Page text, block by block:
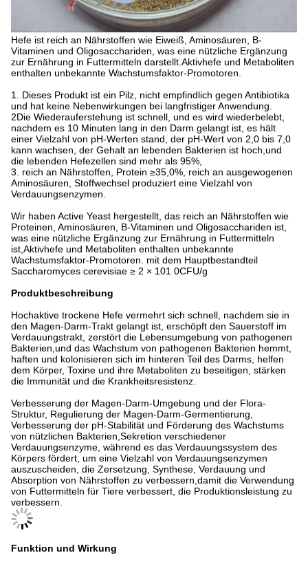
Hefe ist reich an Nährstoffen wie Eiweiß, Aminosäuren, B-
Vitaminen und Oligosacchariden, was eine nützliche Ergänzung
zur Ernährung in Futtermitteln darstellt.Aktivhefe und Metaboliten
enthalten unbekannte Wachstumsfaktor-Promotoren.
1. Dieses Produkt ist ein Pilz, nicht empfindlich gegen Antibiotika
und hat keine Nebenwirkungen bei langfristiger Anwendung.
2Die Wiederauferstehung ist schnell, und es wird wiederbelebt,
nachdem es 10 Minuten lang in den Darm gelangt ist, es hält
einer Vielzahl von pH-Werten stand, der pH-Wert von 2,0 bis 7,0
kann wachsen, der Gehalt an lebenden Bakterien ist hoch,und
die lebenden Hefezellen sind mehr als 95%,
3. reich an Nährstoffen, Protein ≥35,0%, reich an ausgewogenen
Aminosäuren, Stoffwechsel produziert eine Vielzahl von
Verdauungsenzymen.
Wir haben Active Yeast hergestellt, das reich an Nährstoffen wie
Proteinen, Aminosäuren, B-Vitaminen und Oligosacchariden ist,
was eine nützliche Ergänzung zur Ernährung in Futtermitteln
ist,Aktivhefe und Metaboliten enthalten unbekannte
Wachstumsfaktor-Promotoren. mit dem Hauptbestandteil
Saccharomyces cerevisiae ≥ 2 × 101 0CFU/g
Produktbeschreibung
Hochaktive trockene Hefe vermehrt sich schnell, nachdem sie in
den Magen-Darm-Trakt gelangt ist, erschöpft den Sauerstoff im
Verdauungstrakt, zerstört die Lebensumgebung von pathogenen
Bakterien,und das Wachstum von pathogenen Bakterien hemmt,
haften und kolonisieren sich im hinteren Teil des Darms, helfen
dem Körper, Toxine und ihre Metaboliten zu beseitigen, stärken
die Immunität und die Krankheitsresistenz.
Verbesserung der Magen-Darm-Umgebung und der Flora-
Struktur, Regulierung der Magen-Darm-Germentierung,
Verbesserung der pH-Stabilität und Förderung des Wachstums
von nützlichen Bakterien,Sekretion verschiedener
Verdauungsenzyme, während es das Verdauungssystem des
Körpers fördert, um eine Vielzahl von Verdauungsenzymen
auszuscheiden, die Zersetzung, Synthese, Verdauung und
Absorption von Nährstoffen zu verbessern,damit die Verwendung
von Futtermitteln für Tiere verbessert, die Produktionsleistung zu
verbessern.
Funktion und Wirkung